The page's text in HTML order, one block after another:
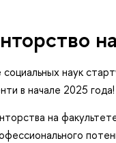
наук
в начале 2025 года!
на